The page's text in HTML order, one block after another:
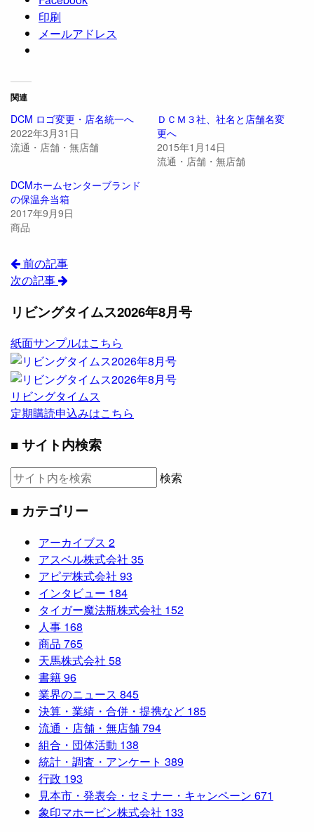
印刷
メールアドレス
関連
DCM ロゴ変更・店名統一へ
2022年3月31日
流通・店舗・無店舗
ＤＣＭ３社、社名と店舗名変
更へ
2015年1月14日
流通・店舗・無店舗
DCMホームセンターブランド
の保温弁当箱
2017年9月9日
商品
前の記事
次の記事
リビングタイムス2026年8月号
紙面サンプルはこちら
リビングタイムス
定期購読申込みはこちら
■ サイト内検索
検索
■ カテゴリー
アーカイブス 2
アスベル株式会社 35
アピデ株式会社 93
インタビュー 184
タイガー魔法瓶株式会社 152
人事 168
商品 765
天馬株式会社 58
書籍96
業界のニュース 845
決算・業績・合併・提携など 185
流通・店舗・無店舗794
組合・団体活動 138
統計・調査・アンケート 389
行政 193
見本市・発表会・セミナー・キャンペーン 671
象印マホービン株式会社 133